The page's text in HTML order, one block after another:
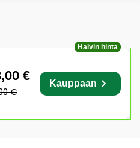
Halvin hinta
€
€
Kauppaan